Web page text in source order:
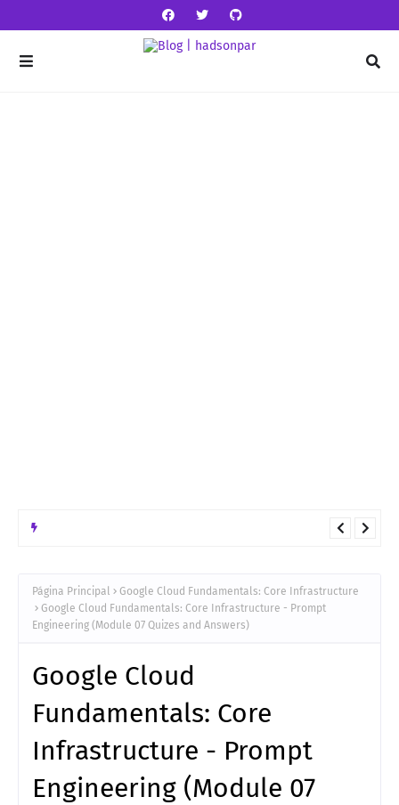
Página Principal
Google Cloud Fundamentals: Core Infrastructure
Google Cloud Fundamentals: Core Infrastructure - Prompt
Engineering (Module 07 Quizes and Answers)
Google Cloud
Fundamentals: Core
Infrastructure - Prompt
Engineering (Module 07